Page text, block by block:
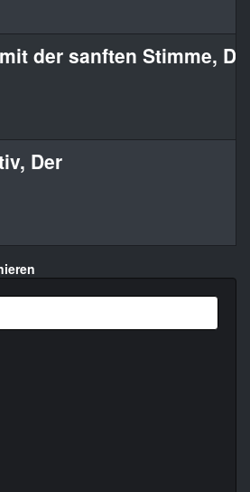
der sanften Stimme,
Der